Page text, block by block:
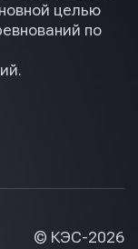
целью
по
© КЭС-2026